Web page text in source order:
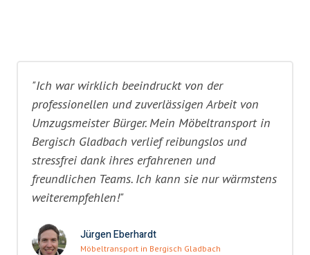
"Ich war wirklich beeindruckt von der
professionellen und zuverlässigen Arbeit von
Umzugsmeister Bürger. Mein Möbeltransport in
Bergisch Gladbach verlief reibungslos und
stressfrei dank ihres erfahrenen und
freundlichen Teams. Ich kann sie nur wärmstens
weiterempfehlen!"
Jürgen Eberhardt
Möbeltransport in Bergisch Gladbach